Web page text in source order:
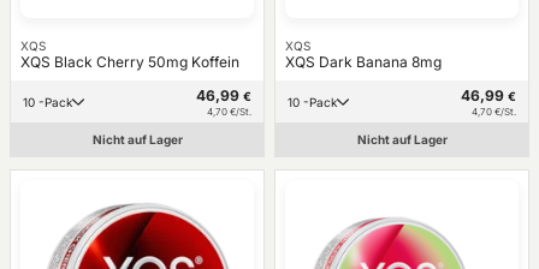
XQS
XQS Black Cherry 50mg Koffein
10 -Pack 46,99 €
4,70 €/St.
Nicht auf Lager
XQS
XQS Dark Banana 8mg
10 -Pack 46,99 €
4,70 €/St.
Nicht auf Lager